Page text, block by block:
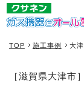
TOP 施工事例 大
［滋賀県大津市］